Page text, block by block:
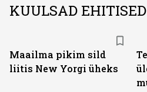
KUULSAD EHITISED
Maailma pikim sild
liitis New Yorgi üheks